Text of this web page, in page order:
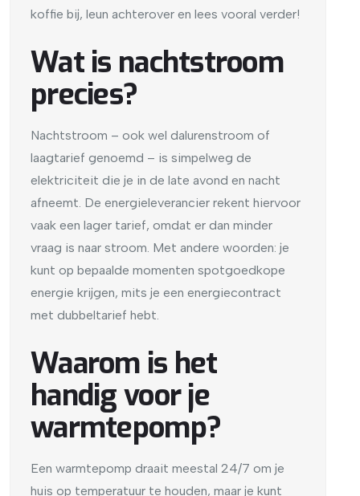
koffie bij, leun achterover en lees vooral verder!
Wat is nachtstroom
precies?
Nachtstroom – ook wel dalurenstroom of
laagtarief genoemd – is simpelweg de
elektriciteit die je in de late avond en nacht
afneemt. De energieleverancier rekent hiervoor
vaak een lager tarief, omdat er dan minder
vraag is naar stroom. Met andere woorden: je
kunt op bepaalde momenten spotgoedkope
energie krijgen, mits je een energiecontract
met dubbeltarief hebt.
Waarom is het
handig voor je
warmtepomp?
Een warmtepomp draait meestal 24/7 om je
huis op temperatuur te houden, maar je kunt